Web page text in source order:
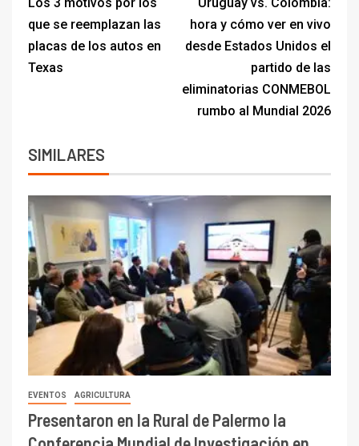
que se reemplazan las
placas de los autos en
Texas
hora y cómo ver en vivo
desde Estados Unidos el
partido de las
eliminatorias CONMEBOL
rumbo al Mundial 2026
SIMILARES
EVENTOS AGRICULTURA
Presentaron en la Rural de Palermo la